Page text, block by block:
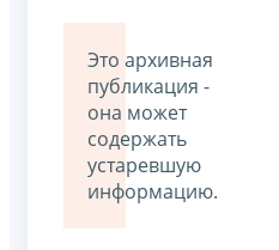
Это архивная
публикация -
она может
содержать
устаревшую
информацию.